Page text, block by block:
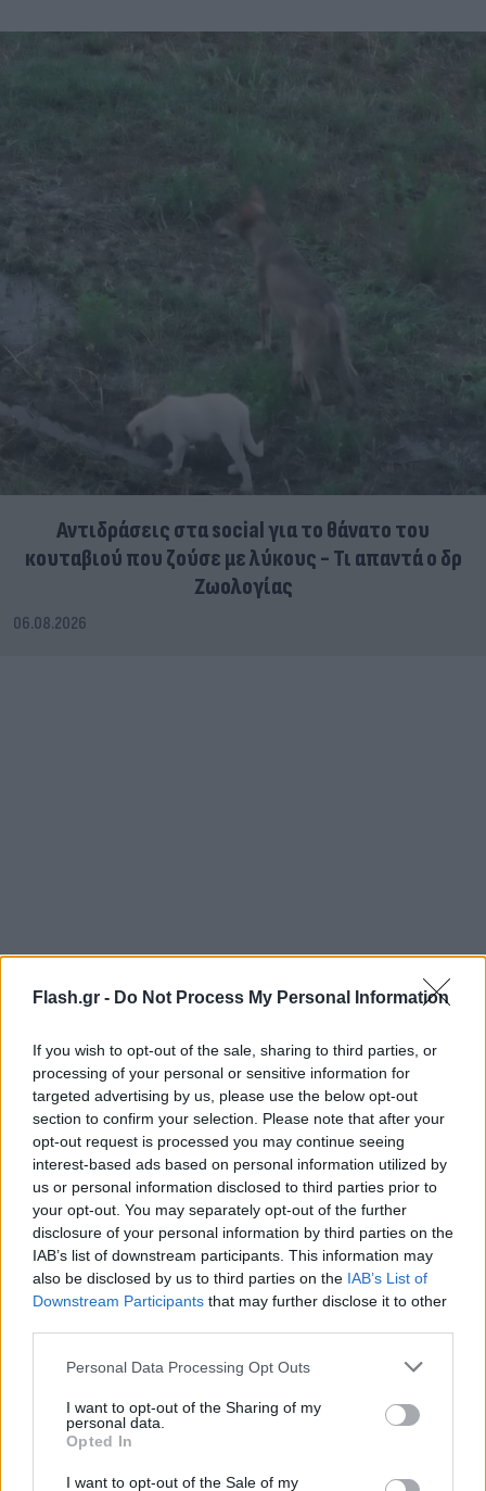
Flash.gr - Do Not Process My Personal Information
If you wish to opt-out of the sale, sharing to third parties, or
processing of your personal or sensitive information for
targeted advertising by us, please use the below opt-out
section to confirm your selection. Please note that after your
opt-out request is processed you may continue seeing
interest-based ads based on personal information utilized by
us or personal information disclosed to third parties prior to
your opt-out. You may separately opt-out of the further
disclosure of your personal information by third parties on the
IAB’s list of downstream participants. This information may
also be disclosed by us to third parties on the IAB’s List of
Downstream Participants that may further disclose it to other
Please note that this website/app uses one or more Google
not limited to your visit or usage behaviour. You may click to
grant or deny consent to Google and its third-party tags to
use your data for below specified purposes in below Google
consent section.
Personal Data Processing Opt Outs
I want to opt-out of the Sharing of my
personal data.
Opted In
I want to opt-out of the Sale of my
Αντιδράσεις στα social για το θάνατο του
κουταβιού που ζούσε με λύκους - Τι απαντά ο δρ
Ζωολογίας
06.08.2026
FLASH FOCUS